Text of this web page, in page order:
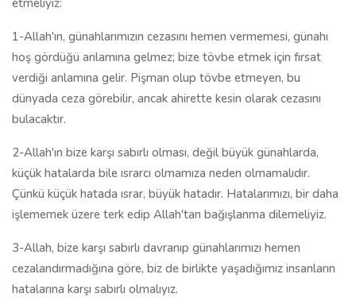
etmeliyiz:
1-Allah'ın, günahlarımızın cezasını hemen vermemesi, günahı
hoş gördüğü anlamına gelmez; bize tövbe etmek için fırsat
verdiği anlamına gelir. Pişman olup tövbe etmeyen, bu
dünyada ceza görebilir, ancak ahirette kesin olarak cezasını
bulacaktır.
2-Allah'ın bize karşı sabırlı olması, değil büyük günahlarda,
küçük hatalarda bile ısrarcı olmamıza neden olmamalıdır.
Çünkü küçük hatada ısrar, büyük hatadır. Hatalarımızı, bir daha
işlememek üzere terk edip Allah'tan bağışlanma dilemeliyiz.
3-Allah, bize karşı sabırlı davranıp günahlarımızı hemen
cezalandırmadığına göre, biz de birlikte yaşadığımız insanların
hatalarına karşı sabırlı olmalıyız.